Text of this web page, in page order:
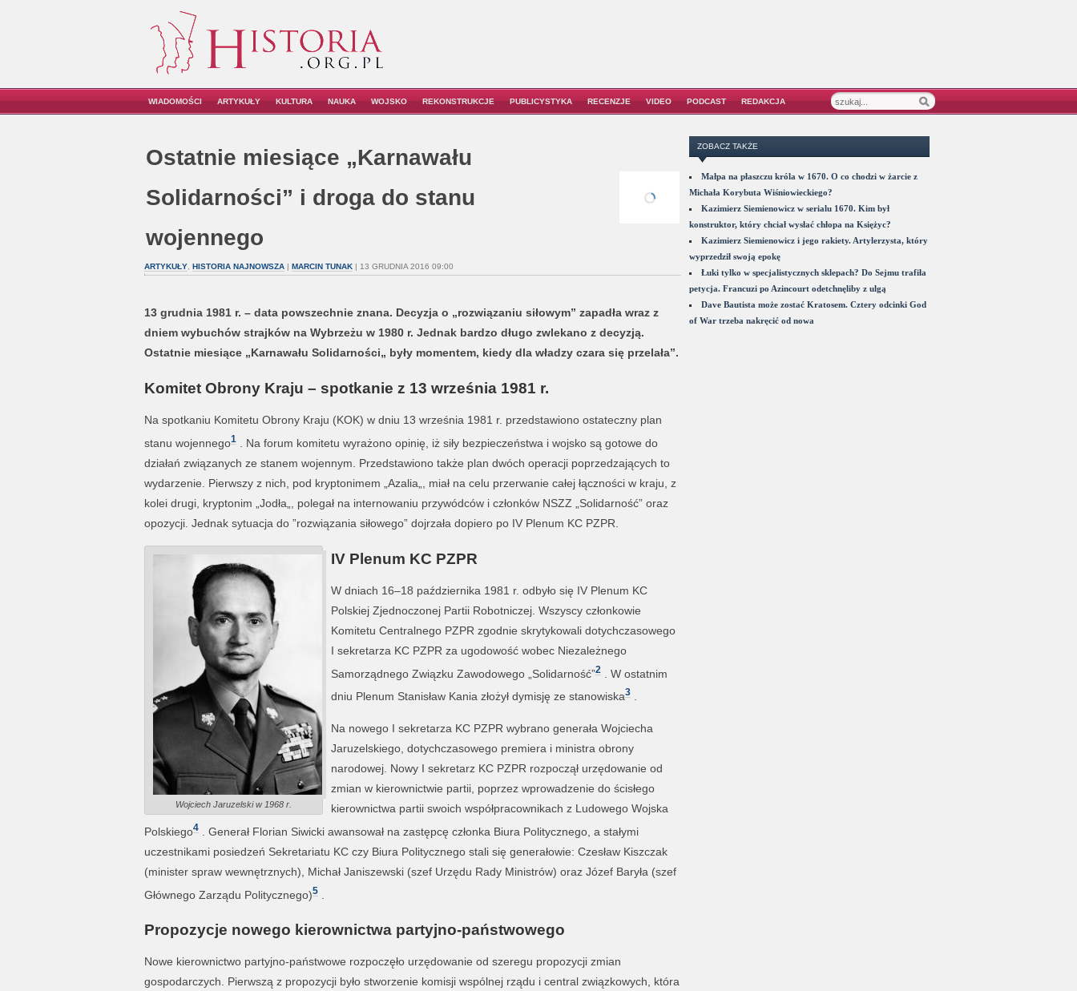
WIADOMOŚCI ARTYKUŁY KULTURA NAUKA WOJSKO REKONSTRUKCJE PUBLICYSTYKA RECENZJE VIDEO PODCAST REDAKCJA
Ostatnie miesiące „Karnawału
Solidarności” i droga do stanu
wojennego
ARTYKUŁY, HISTORIA NAJNOWSZA| MARCIN TUNAK| 13 GRUDNIA 2016 09:00
13 grudnia 1981 r. – data powszechnie znana. Decyzja o „rozwiązaniu siłowym” zapadła wraz z
dniem wybuchów strajków na Wybrzeżu w 1980 r. Jednak bardzo długo zwlekano z decyzją.
Ostatnie miesiące „Karnawału Solidarności„ były momentem, kiedy dla władzy czara się przelała”.
Komitet Obrony Kraju – spotkanie z 13 września 1981 r.
Na spotkaniu Komitetu Obrony Kraju (KOK) w dniu 13 września 1981 r. przedstawiono ostateczny plan
stanu wojennego1. Na forum komitetu wyrażono opinię, iż siły bezpieczeństwa i wojsko są gotowe do
działań związanych ze stanem wojennym. Przedstawiono także plan dwóch operacji poprzedzających to
wydarzenie. Pierwszy z nich, pod kryptonimem „Azalia„, miał na celu przerwanie całej łączności w kraju, z
kolei drugi, kryptonim „Jodła„, polegał na internowaniu przywódców i członków NSZZ „Solidarność” oraz
opozycji. Jednak sytuacja do ”rozwiązania siłowego” dojrzała dopiero po IV Plenum KC PZPR.
Wojciech Jaruzelski w 1968 r.
IV Plenum KC PZPR
W dniach 16–18 października 1981 r. odbyło się IV Plenum KC
Polskiej Zjednoczonej Partii Robotniczej. Wszyscy członkowie
Komitetu Centralnego PZPR zgodnie skrytykowali dotychczasowego
I sekretarza KC PZPR za ugodowość wobec Niezależnego
Samorządnego Związku Zawodowego „Solidarność”2. W ostatnim
dniu Plenum Stanisław Kania złożył dymisję ze stanowiska3.
Na nowego I sekretarza KC PZPR wybrano generała Wojciecha
Jaruzelskiego, dotychczasowego premiera i ministra obrony
narodowej. Nowy I sekretarz KC PZPR rozpoczął urzędowanie od
zmian w kierownictwie partii, poprzez wprowadzenie do ścisłego
kierownictwa partii swoich współpracownikach z Ludowego Wojska
Polskiego4. Generał Florian Siwicki awansował na zastępcę członka Biura Politycznego, a stałymi
uczestnikami posiedzeń Sekretariatu KC czy Biura Politycznego stali się generałowie: Czesław Kiszczak
(minister spraw wewnętrznych), Michał Janiszewski (szef Urzędu Rady Ministrów) oraz Józef Baryła (szef
Głównego Zarządu Politycznego)5.
Propozycje nowego kierownictwa partyjno-państwowego
Nowe kierownictwo partyjno-państwowe rozpoczęło urzędowanie od szeregu propozycji zmian
gospodarczych. Pierwszą z propozycji było stworzenie komisji wspólnej rządu i central związkowych, która
ZOBACZ TAKŻE
Małpa na płaszczu króla w 1670. O co chodzi w żarcie z
Michała Korybuta Wiśniowieckiego?
Kazimierz Siemienowicz w serialu 1670. Kim był
konstruktor, który chciał wysłać chłopa na Księżyc?
Kazimierz Siemienowicz i jego rakiety. Artylerzysta, który
wyprzedził swoją epokę
Łuki tylko w specjalistycznych sklepach? Do Sejmu trafiła
petycja. Francuzi po Azincourt odetchnęliby z ulgą
Dave Bautista może zostać Kratosem. Cztery odcinki God
of War trzeba nakręcić od nowa